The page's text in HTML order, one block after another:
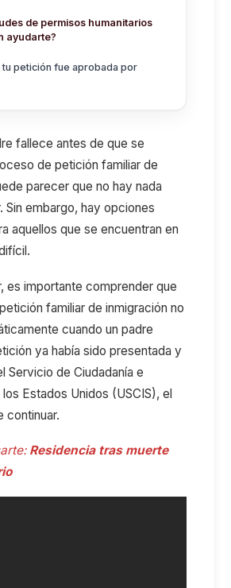
de permisos humanitarios
ayudarte?
tu petición fue aprobada por
fallece antes de que se
de petición familiar de
parecer que no hay nada
Sin embargo, hay opciones
aquellos que se encuentran en
es importante comprender que
familiar de inmigración no
cuando un padre
ya había sido presentada y
Servicio de Ciudadanía e
Estados Unidos (USCIS), el
continuar.
Residencia tras muerte